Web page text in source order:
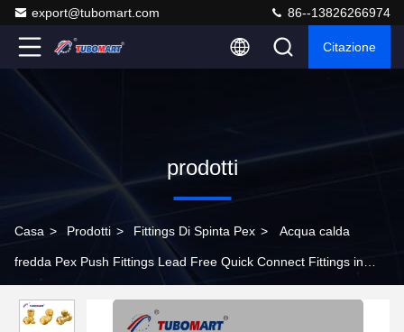
export@tubomart.com 86--13826266974
Citazione
prodotti
Casa > Prodotti > Fittings Di Spinta Pex > Acqua calda
fredda Pex Push Fittings Lead Free Quick Connect Fittings in